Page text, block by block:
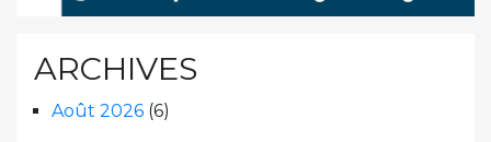
ARCHIVES
Août 2026 (6)